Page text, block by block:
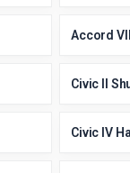
Accord
Civic II
Civic IV